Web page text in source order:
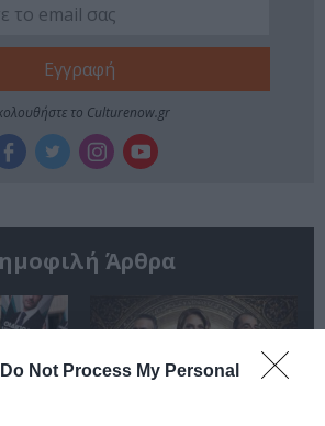
Do Not Process My Personal
το Culturenow.gr
Άρθρα